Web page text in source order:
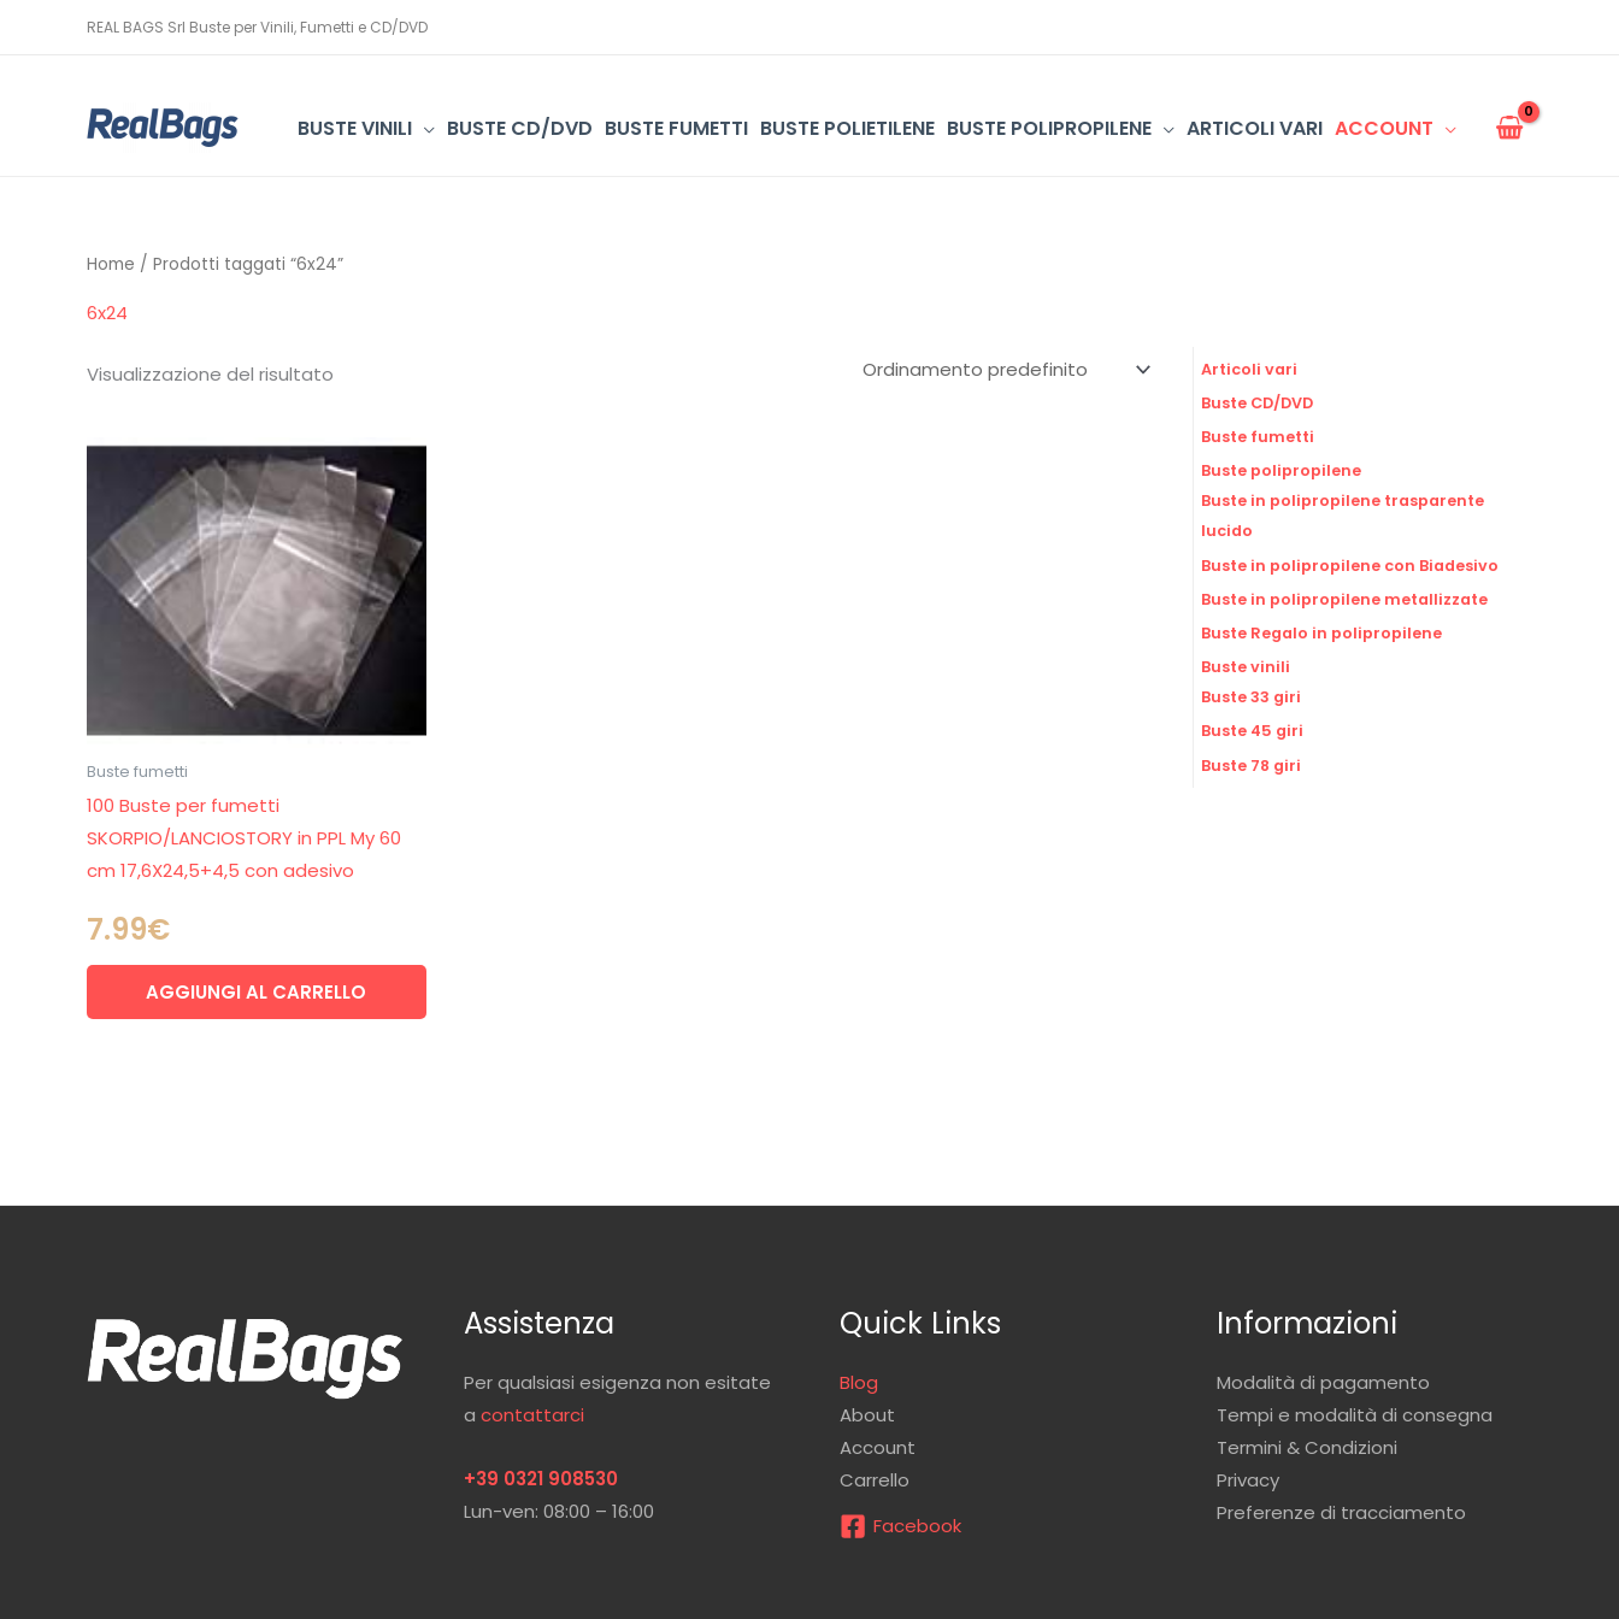
REAL BAGS Srl Buste per Vinili, Fumetti e CD/DVD
BUSTE VINILI BUSTE CD/DVD BUSTE FUMETTI BUSTE POLIETILENE BUSTE POLIPROPILENE ARTICOLI VARI ACCOUNT
Home / Prodotti taggati “6x24”
6x24
Visualizzazione del risultato
Buste fumetti
100 Buste per fumetti
SKORPIO/LANCIOSTORY in PPL My 60
cm 17,6X24,5+4,5 con adesivo
7.99€
AGGIUNGI AL CARRELLO
Articoli vari
Buste CD/DVD
Buste fumetti
Buste polipropilene
Buste in polipropilene trasparente
lucido
Buste in polipropilene con Biadesivo
Buste in polipropilene metallizzate
Buste Regalo in polipropilene
Buste vinili
Buste 33 giri
Buste 45 giri
Buste 78 giri
Assistenza
Per qualsiasi esigenza non esitate
a contattarci
+39 0321 908530
Lun-ven: 08:00 – 16:00
Quick Links
Blog
About
Account
Carrello
Facebook
Informazioni
Modalità di pagamento
Tempi e modalità di consegna
Termini & Condizioni
Privacy
Preferenze di tracciamento